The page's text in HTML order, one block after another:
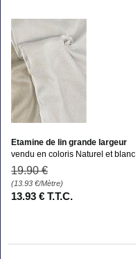
Etamine de lin grande largeur
vendu en coloris Naturel et blanc
19.90 €
(13.93 €/Mètre)
13.93 € T.T.C.